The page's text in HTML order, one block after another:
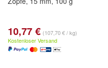
10,77 € (107,70 € / kg)
Kostenloser Versand